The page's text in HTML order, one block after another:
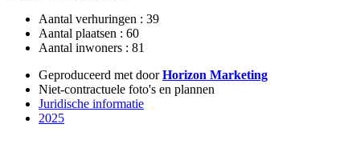
Aantal verhuringen : 39
Aantal plaatsen : 60
Aantal inwoners : 81
Geproduceerd met doorHorizon Marketing
Niet-contractuele foto's en plannen
Juridische informatie
2025